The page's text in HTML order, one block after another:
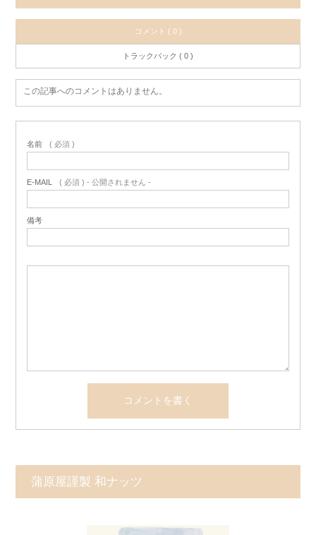
コメント ( 0 )
トラックバック ( 0 )
この記事へのコメントはありません。
名前 ( 必須 )
E-MAIL ( 必須 ) - 公開されません -
備考
蒲原屋謹製 和ナッツ